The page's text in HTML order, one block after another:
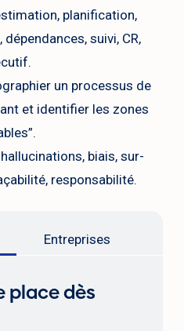
planification,
dépendances, suivi, CR,
un processus de
et identifier les zones
biais, sur-
responsabilité.
Entreprises
place dès